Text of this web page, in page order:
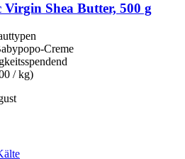
Virgin Shea Butter, 500 g
Creme
/ kg)